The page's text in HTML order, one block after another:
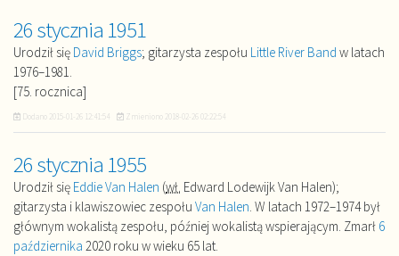
26 stycznia 1951
Urodził się David Briggs; gitarzysta zespołu Little River Band w latach
1976–1981.
[75. rocznica]
Dodano 2015-01-26 12:41:54 Zmieniono 2018-02-26 02:22:54
26 stycznia 1955
Urodził się Eddie Van Halen (wł. Edward Lodewijk Van Halen);
gitarzysta i klawiszowiec zespołu Van Halen. W latach 1972–1974 był
głównym wokalistą zespołu, później wokalistą wspierającym. Zmarł 6
października 2020 roku w wieku 65 lat.